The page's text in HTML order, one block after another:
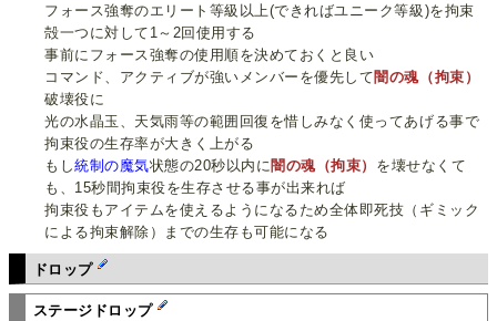
フォース強奪のエリート等級以上(できればユニーク等級)を拘束
殻一つに対して1～2回使用する
事前にフォース強奪の使用順を決めておくと良い
コマンド、アクティブが強いメンバーを優先して 闇の魂（拘束）
破壊役に
光の水晶玉、天気雨等の範囲回復を惜しみなく使ってあげる事で
拘束役の生存率が大きく上がる
もし統制の魔気状態の20秒以内に 闇の魂（拘束） を壊せなくて
も、15秒間拘束役を生存させる事が出来れば
拘束役もアイテムを使えるようになるため全体即死技（ギミック
による拘束解除）までの生存も可能になる
ドロップ
ステージドロップ